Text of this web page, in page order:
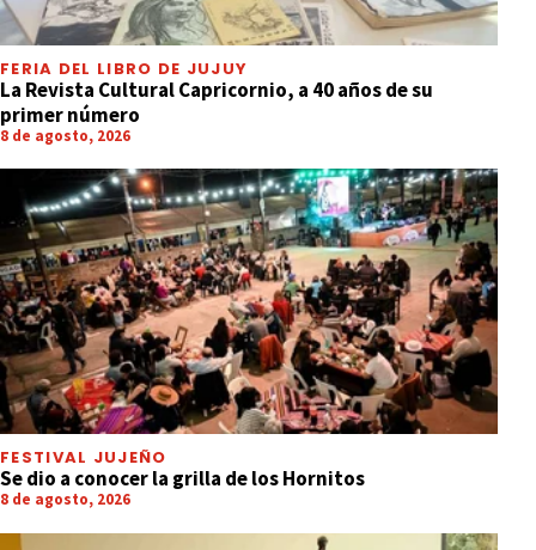
FERIA DEL LIBRO DE JUJUY
La Revista Cultural Capricornio, a 40 años de su
primer número
8 de agosto, 2026
FESTIVAL JUJEÑO
Se dio a conocer la grilla de los Hornitos
8 de agosto, 2026